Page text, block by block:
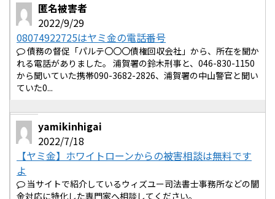
匿名被害者
2022/9/29
08074922725はヤミ金の電話番号
債務の督促「パルテ〇〇〇債権回収会社」から、所在を聞か
れる電話がありました。 浦賀署の鈴木刑事と、046-830-1150
から聞いていた携帯090-3682-2826、浦賀署の中山警官と聞い
ていた0...
yamikinhigai
2022/7/18
【ヤミ金】ホワイトローンからの被害相談は無料です
よ
当サイトで紹介しているウィズユー司法書士事務所などの闇
金対応に特化した専門家へ相談してください。